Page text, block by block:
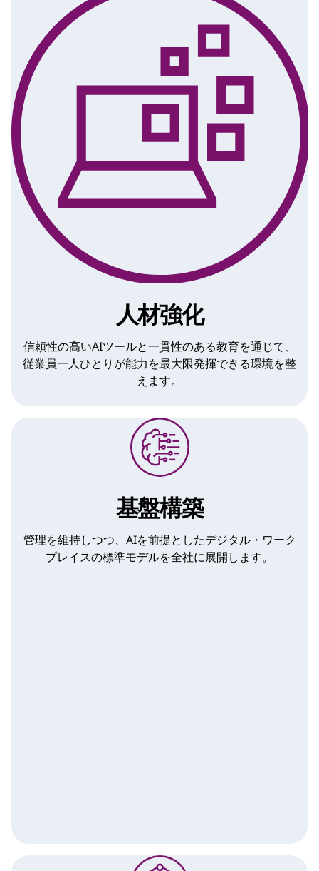
人材強化
信頼性の高いAIツールと一貫性のある教育を通じて、
従業員一人ひとりが能力を最大限発揮できる環境を整
えます。
基盤構築
管理を維持しつつ、AIを前提としたデジタル・ワーク
プレイスの標準モデルを全社に展開します。